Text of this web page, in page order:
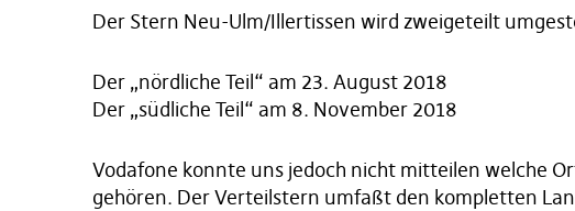
Der Stern Neu-Ulm/Illertissen wird zweigeteilt
Der „nördliche Teil“ am 23. August 2018
Der „südliche Teil“ am 8. November 2018
Vodafone konnte uns jedoch nicht mitteilen welche
gehören. Der Verteilstern umfaßt den kompletten